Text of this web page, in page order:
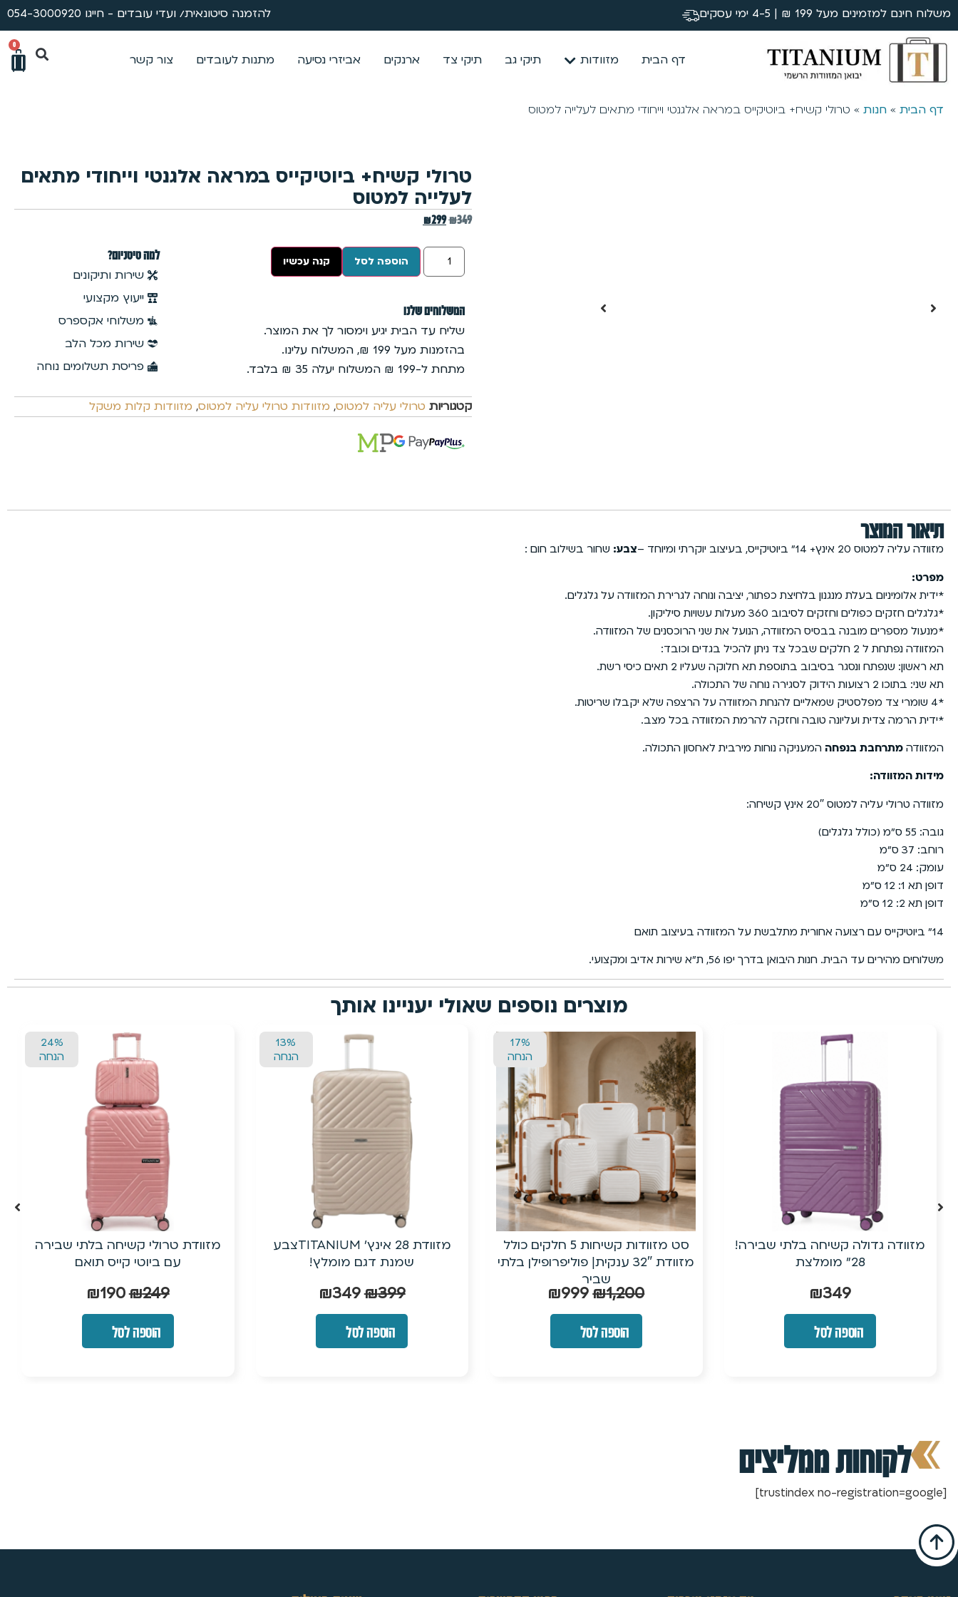
משלוח חינם למזמינים מעל 199 ₪ | 4-5 ימי עסקים להזמנה סיטונאית/ ועדי עובדים - חייגו 054-3000920
דף הבית מזוודות תיקי גב תיקי צד ארנקים אביזרי נסיעה מתנות לעובדים צור קשר
0
דף הבית » חנות » טרולי קשיח+ ביוטיקייס במראה אלגנטי וייחודי מתאים לעלייה למטוס
טרולי קשיח+ ביוטיקייס במראה אלגנטי וייחודי מתאים
לעלייה למטוס
₪349
₪299
הוספה לסל קנה עכשיו
המשלוחים שלנו
שליח עד הבית יגיע וימסור לך את המוצר.
בהזמנות מעל 199 ₪, המשלוח עלינו.
מתחת ל-199 ₪ המשלוח יעלה 35 ₪ בלבד.
למה טיטניום?
שירות ותיקונים
ייעוץ מקצועי
משלוחי אקספרס
שירות מכל הלב
פריסת תשלומים נוחה
קטגוריות טרולי עליה למטוס, מזוודות טרולי עליה למטוס, מזוודות קלות משקל
תיאור המוצר
מזוודה עליה למטוס 20 אינץ+ 14״ ביוטיקייס, בעיצוב יוקרתי ומיוחד – צבע: שחור בשילוב חום :
מפרט:
*ידית אלומיניום בעלת מנגנון בלחיצת כפתור, יציבה ונוחה לגרירת המזוודה על גלגלים.
*גלגלים חזקים כפולים וחזקים לסיבוב 360 מעלות עשויות סיליקון.
*מנעול מספרים מובנה בבסיס המזוודה, הנועל את שני הרוכסנים של המזוודה.
המזוודה נפתחת ל 2 חלקים שבכל צד ניתן להכיל בגדים וכובד:
תא ראשון: שנפתח ונסגר בסיבוב בתוספת תא חלוקה שעליו 2 תאים כיסי רשת.
תא שני: בתוכו 2 רצועות הידוק לסגירה נוחה של התכולה.
*4 שומרי צד מפלסטיק שמאליים להנחת המזוודה על הרצפה שלא יקבלו שריטות.
*ידית הרמה צדית ועליונה טובה וחזקה להרמת המזוודה בכל מצב.
המזוודה מתרחבת בנפחה המעניקה נוחות מירבית לאחסון התכולה.
מידות המזוודה:
מזוודה טרולי עליה למטוס 20″ אינץ קשיחה:
גובה: 55 ס”מ (כולל גלגלים)
רוחב: 37 ס”מ
עומק: 24 ס”מ
דופן תא 1: 12 ס”מ
דופן תא 2: 12 ס”מ
14״ ביוטיקייס עם רצועה אחורית מתלבשת על המזוודה בעיצוב תואם
משלוחים מהירים עד הבית. חנות היבואן בדרך יפו 56, ת״א שירות אדיב ומקצועי.
מוצרים נוספים שאולי יעניינו אותך
סט מזוודות קשיחות 5 חלקים כולל
מזוודת 32″ ענקית| פוליפרופילן בלתי
₪1,200
999
הוספה לסל
13%
הנחה
מזוודת 28 אינץ’ TITANIUMצבע
שמנת דגם מומלץ!
₪399
₪349
הוספה לסל
24%
הנחה
מזוודת טרולי קשיחה בלתי שבירה
עם ביוטי קייס תואם
₪249
₪190
הוספה לסל
24%
הנחה
20״ טרולי עלייה למטוס מפוליפרופילן
₪249
₪190
הוספה לסל
לקוחות ממליצים
[trustindex no-registration=google]